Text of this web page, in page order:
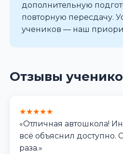
дополнительную
повторную пересдачу.
учеников — наш
Отзывы
★★★★★
«Отличная автошкола!
всё объяснил доступно.
раза.»